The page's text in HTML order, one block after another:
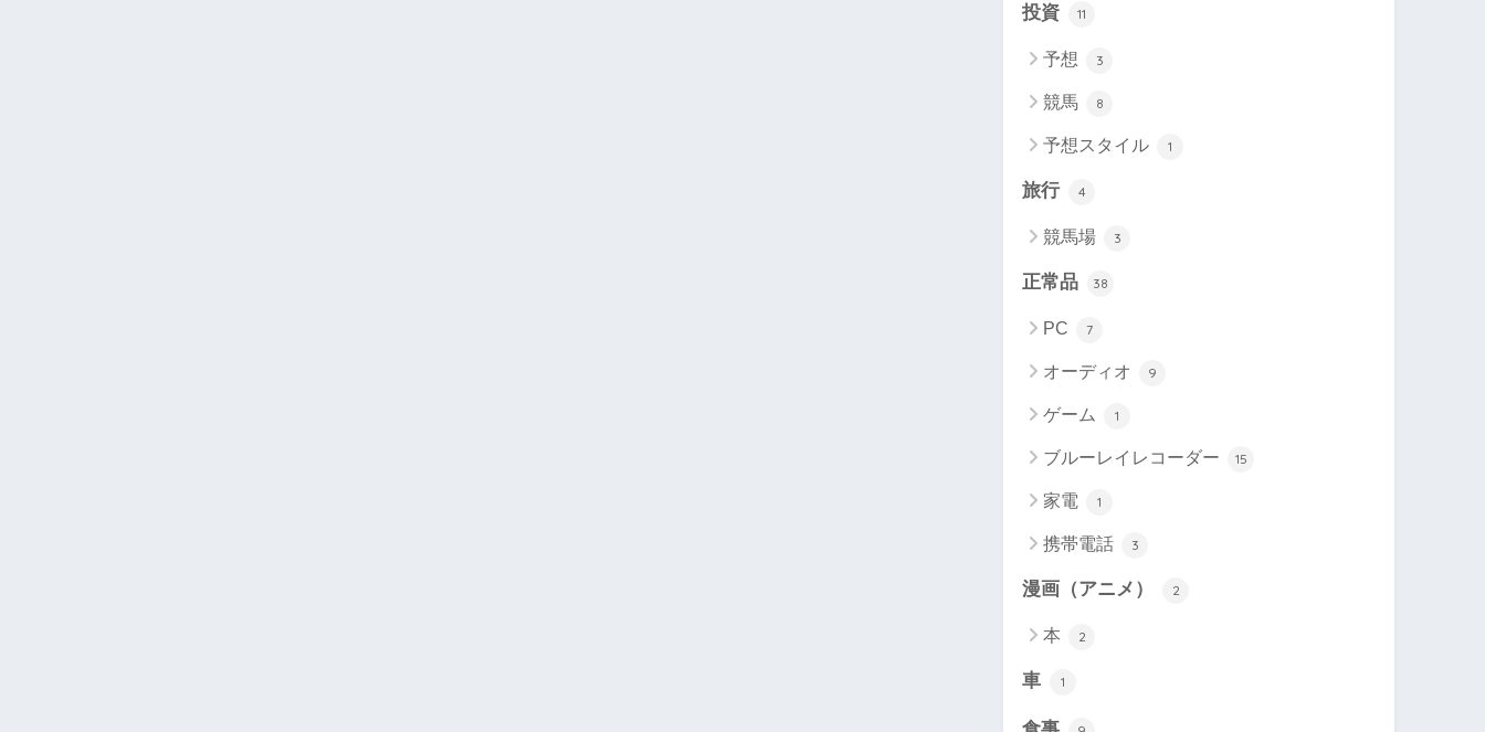
投資 11
予想 3
競馬 8
予想スタイル 1
旅行 4
競馬場 3
正常品 38
PC 7
オーディオ 9
ゲーム 1
ブルーレイレコーダー 15
家電 1
携帯電話 3
漫画（アニメ） 2
本 2
車 1